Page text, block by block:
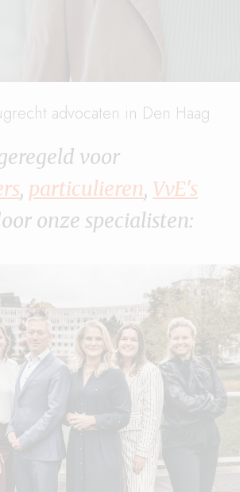
advocaten in Den Haag
voor
, particulieren, VvE's
onze specialisten: